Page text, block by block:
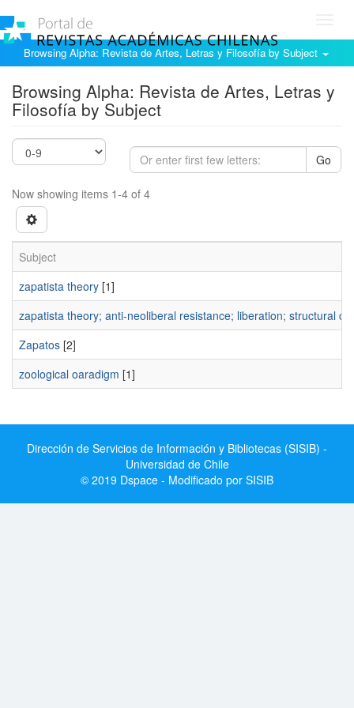
Browsing Alpha: Revista de Artes, Letras y Filosofía by Subject
Browsing Alpha: Revista de Artes, Letras y
Filosofía by Subject
Go
Now showing items 1-4 of 4
Subject
zapatista theory [1]
zapatista theory; anti-neoliberal resistance; liberation; structural
Zapatos [2]
zoological oaradigm [1]
Dirección de Servicios de Información y Bibliotecas (SISIB) -
Universidad de Chile
© 2019 Dspace - Modificado por SISIB